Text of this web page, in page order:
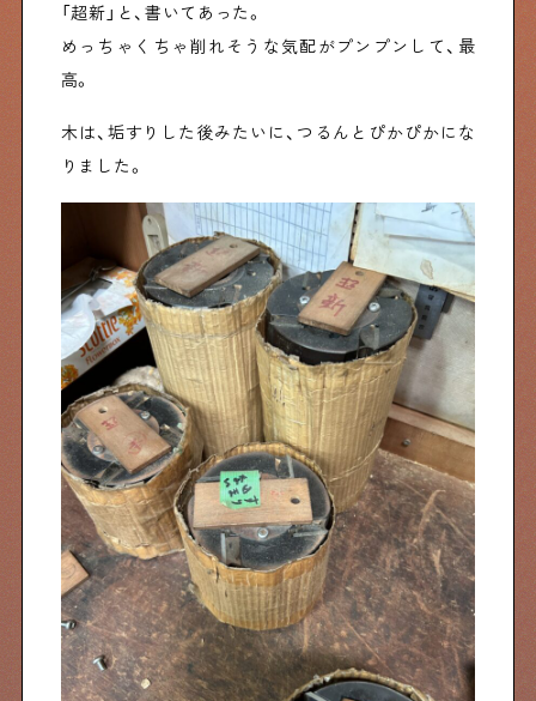
「超新」と、書いてあった。
めっちゃくちゃ削れそうな気配がプンプンして、最
高。
木は、垢すりした後みたいに、つるんとぴかぴかにな
りました。